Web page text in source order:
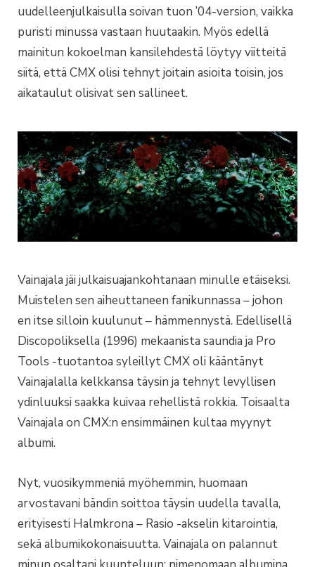
uudelleenjulkaisulla soivan tuon ’04-version, vaikka
puristi minussa vastaan huutaakin. Myös edellä
mainitun kokoelman kansilehdestä löytyy viitteitä
siitä, että CMX olisi tehnyt joitain asioita toisin, jos
aikataulut olisivat sen sallineet.
Vainajala jäi julkaisuajankohtanaan minulle etäiseksi.
Muistelen sen aiheuttaneen fanikunnassa – johon
en itse silloin kuulunut – hämmennystä. Edellisellä
Discopoliksella (1996) mekaanista saundia ja Pro
Tools -tuotantoa syleillyt CMX oli kääntänyt
Vainajalalla kelkkansa täysin ja tehnyt levyllisen
ydinluuksi saakka kuivaa rehellistä rokkia. Toisaalta
Vainajala on CMX:n ensimmäinen kultaa myynyt
albumi.
Nyt, vuosikymmeniä myöhemmin, huomaan
arvostavani bändin soittoa täysin uudella tavalla,
erityisesti Halmkrona – Rasio -akselin kitarointia,
sekä albumikokonaisuutta. Vainajala on palannut